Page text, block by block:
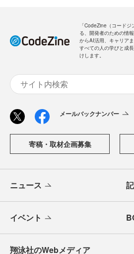
「CodeZine（コード
る、開発者のための情
からAI活用、キャリア
すべての人の学びと成
けします。
メールバックナンバー
寄稿・取材企画募集
ニュース
イベント
翔泳社のWebメディア